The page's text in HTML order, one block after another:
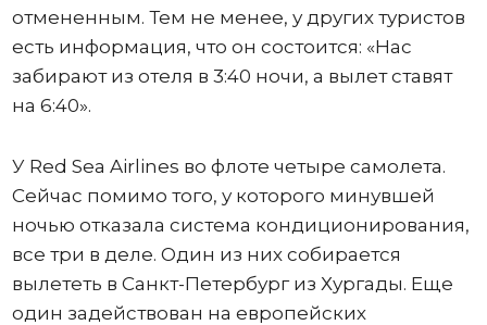
отмененным. Тем не менее, у других туристов
есть информация, что он состоится: «Нас
забирают из отеля в 3:40 ночи, а вылет ставят
на 6:40».
У Red Sea Airlines во флоте четыре самолета.
Сейчас помимо того, у которого минувшей
ночью отказала система кондиционирования,
все три в деле. Один из них собирается
вылететь в Санкт-Петербург из Хургады. Еще
один задействован на европейских